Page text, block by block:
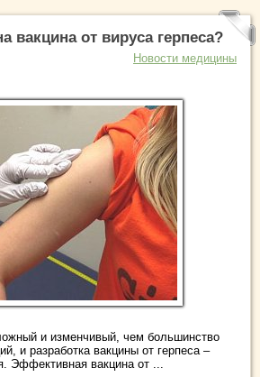
вакцина от вируса герпеса?
Новости медицины
и изменчивый, чем большинство
и разработка вакцины от герпеса –
Эффективная вакцина от ...